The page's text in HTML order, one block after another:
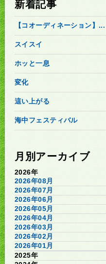
新着記事
【コオーディネーション】...
スイスイ
ホッと一息
変化
這い上がる
海中フェスティバル
月別アーカイブ
2026年
2026年08月
2026年07月
2026年06月
2026年05月
2026年04月
2026年03月
2026年02月
2026年01月
2025年